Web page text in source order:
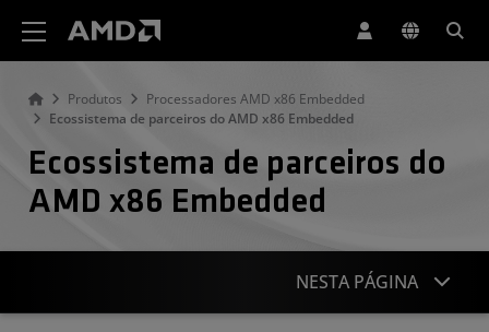
Produtos
Processadores AMD x86 Embedded
Ecossistema de parceiros do AMD x86 Embedded
Ecossistema de parceiros do
AMD x86 Embedded
NESTA PÁGINA